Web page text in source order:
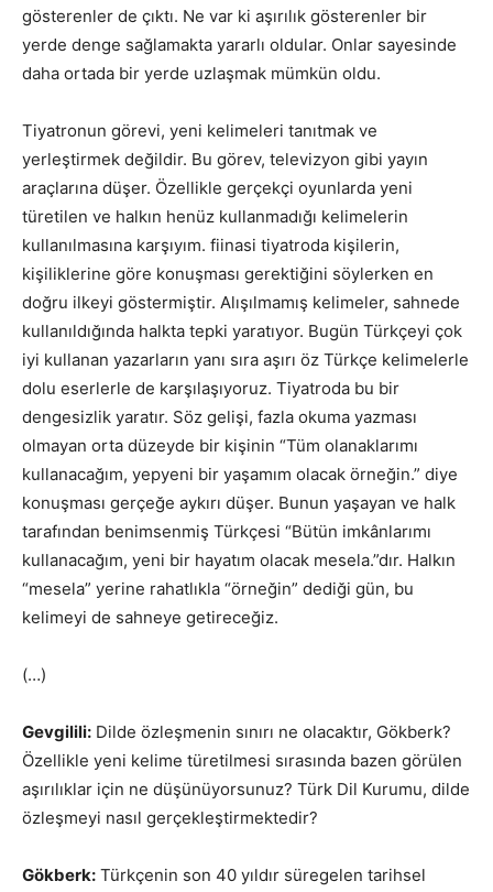
gösterenler de çıktı. Ne var ki aşırılık gösterenler bir
yerde denge sağlamakta yararlı oldular. Onlar sayesinde
daha ortada bir yerde uzlaşmak mümkün oldu.
Tiyatronun görevi, yeni kelimeleri tanıtmak ve
yerleştirmek değildir. Bu görev, televizyon gibi yayın
araçlarına düşer. Özellikle gerçekçi oyunlarda yeni
türetilen ve halkın henüz kullanmadığı kelimelerin
kullanılmasına karşıyım. fiinasi tiyatroda kişilerin,
kişiliklerine göre konuşması gerektiğini söylerken en
doğru ilkeyi göstermiştir. Alışılmamış kelimeler, sahnede
kullanıldığında halkta tepki yaratıyor. Bugün Türkçeyi çok
iyi kullanan yazarların yanı sıra aşırı öz Türkçe kelimelerle
dolu eserlerle de karşılaşıyoruz. Tiyatroda bu bir
dengesizlik yaratır. Söz gelişi, fazla okuma yazması
olmayan orta düzeyde bir kişinin “Tüm olanaklarımı
kullanacağım, yepyeni bir yaşamım olacak örneğin.” diye
konuşması gerçeğe aykırı düşer. Bunun yaşayan ve halk
tarafından benimsenmiş Türkçesi “Bütün imkânlarımı
kullanacağım, yeni bir hayatım olacak mesela.”dır. Halkın
“mesela” yerine rahatlıkla “örneğin” dediği gün, bu
kelimeyi de sahneye getireceğiz.
(…)
Gevgilili: Dilde özleşmenin sınırı ne olacaktır, Gökberk?
Özellikle yeni kelime türetilmesi sırasında bazen görülen
aşırılıklar için ne düşünüyorsunuz? Türk Dil Kurumu, dilde
özleşmeyi nasıl gerçekleştirmektedir?
Gökberk: Türkçenin son 40 yıldır süregelen tarihsel